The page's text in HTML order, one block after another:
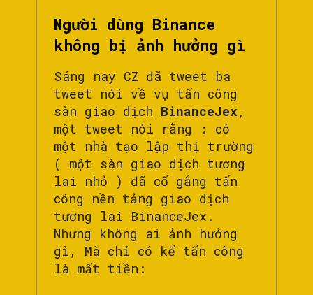
Người dùng Binance
không bị ảnh hưởng gì
Sáng nay CZ đã tweet ba
tweet nói về vụ tấn công
sàn giao dịch BinanceJex,
một tweet nói rằng : có
một nhà tạo lập thị trường
( một sàn giao dịch tương
lai nhỏ ) đã cố gắng tấn
công nền tảng giao dịch
tương lai BinanceJex.
Nhưng không ai ảnh hưởng
gì, Mà chỉ có kể tấn công
là mất tiền: